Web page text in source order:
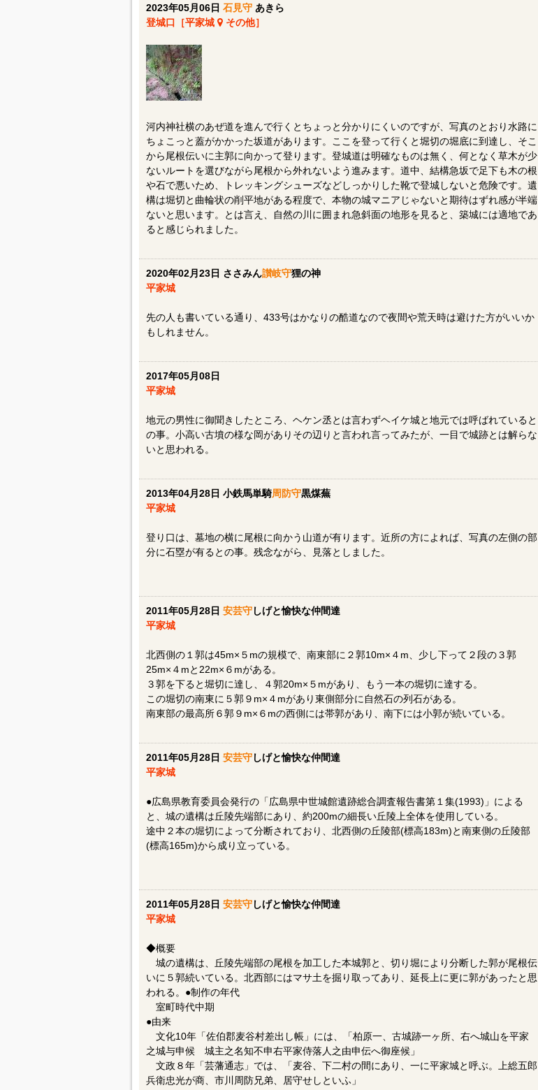
2023年05月06日 石見守あきら
登城口［平家城
その他］
河内神社横のあぜ道を進んで行くとちょっと分かりにくいのですが、写真のとおり水路に
ちょこっと蓋がかかった坂道があります。ここを登って行くと堀切の堀底に到達し、そこ
から尾根伝いに主郭に向かって登ります。登城道は明確なものは無く、何となく草木が少
ないルートを選びながら尾根から外れないよう進みます。道中、結構急坂で足下も木の根
や石で悪いため、トレッキングシューズなどしっかりした靴で登城しないと危険です。遺
構は堀切と曲輪状の削平地がある程度で、本物の城マニアじゃないと期待はずれ感が半端
ないと思います。とは言え、自然の川に囲まれ急斜面の地形を見ると、築城には適地であ
ると感じられました。
2020年02月23日 ささみん讃岐守狸の神
平家城
先の人も書いている通り、433号はかなりの酷道なので夜間や荒天時は避けた方がいいか
もしれません。
2017年05月08日
平家城
地元の男性に御聞きしたところ、ヘケン丞とは言わずヘイケ城と地元では呼ばれていると
の事。小高い古墳の様な岡がありその辺りと言われ言ってみたが、一目で城跡とは解らな
いと思われる。
2013年04月28日 小鉄馬単騎周防守黒煤蕪
平家城
登り口は、墓地の横に尾根に向かう山道が有ります。近所の方によれば、写真の左側の部
分に石塁が有るとの事。残念ながら、見落としました。
2011年05月28日 安芸守しげと愉快な仲間達
平家城
北西側の１郭は45m×５mの規模で、南東部に２郭10m×４m、少し下って２段の３郭
25m×４mと22m×６mがある。
３郭を下ると堀切に達し、４郭20m×５mがあり、もう一本の堀切に達する。
この堀切の南東に５郭９m×４mがあり東側部分に自然石の列石がある。
南東部の最高所６郭９m×６mの西側には帯郭があり、南下には小郭が続いている。
2011年05月28日 安芸守しげと愉快な仲間達
平家城
●広島県教育委員会発行の「広島県中世城館遺跡総合調査報告書第１集(1993)」による
と、城の遺構は丘陵先端部にあり、約200mの細長い丘陵上全体を使用している。
途中２本の堀切によって分断されており、北西側の丘陵部(標高183m)と南東側の丘陵部
(標高165m)から成り立っている。
2011年05月28日 安芸守しげと愉快な仲間達
平家城
◆概要
城の遺構は、丘陵先端部の尾根を加工した本城郭と、切り堀により分断した郭が尾根伝
いに５郭続いている。北西部にはマサ土を掘り取ってあり、延長上に更に郭があったと思
われる。●制作の年代
室町時代中期
●由来
文化10年「佐伯郡麦谷村差出し帳」には、「柏原一、古城跡一ヶ所、右へ城山を平家
之城与申候 城主之名知不申右平家侍落人之由申伝へ御座候」
文政８年「芸藩通志」では、「麦谷、下二村の間にあり、一に平家城と呼ぶ。上総五郎
兵衛忠光が商、市川周防兄弟、居守せしといふ」